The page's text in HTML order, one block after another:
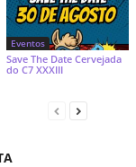
Eventos
Save The Date Cervejada
do C7 XXXIII